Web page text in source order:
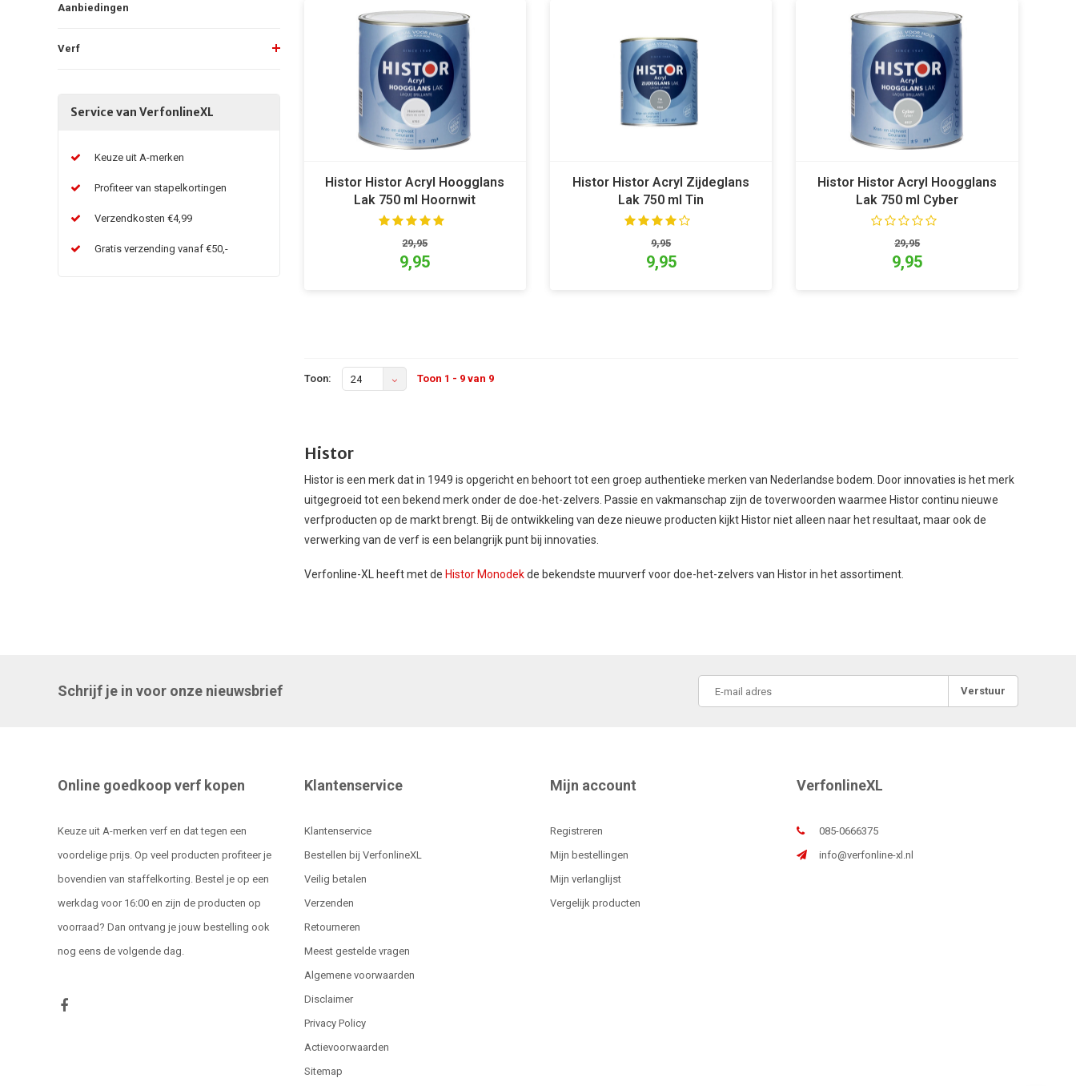
Aanbiedingen
Verf
Service van VerfonlineXL
Keuze uit A-merken
Profiteer van stapelkortingen
Verzendkosten €4,99
Gratis verzending vanaf €50,-
Histor Histor Acryl Hoogglans
Lak 750 ml Hoornwit
29,95
9,95
Histor Histor Acryl Zijdeglans
Lak 750 ml Tin
9,95
9,95
Histor Histor Acryl Hoogglans
Lak 750 ml Cyber
29,95
9,95
Toon: 24 Toon 1 - 9 van 9
Histor
Histor is een merk dat in 1949 is opgericht en behoort tot een groep authentieke merken van Nederlandse bodem. Door innovaties is het merk
uitgegroeid tot een bekend merk onder de doe-het-zelvers. Passie en vakmanschap zijn de toverwoorden waarmee Histor continu nieuwe
verfproducten op de markt brengt. Bij de ontwikkeling van deze nieuwe producten kijkt Histor niet alleen naar het resultaat, maar ook de
verwerking van de verf is een belangrijk punt bij innovaties.
Verfonline-XL heeft met de Histor Monodekde bekendste muurverf voor doe-het-zelvers van Histor in het assortiment.
Schrijf je in voor onze nieuwsbrief Verstuur
Online goedkoop verf kopen
Keuze uit A-merken verf en dat tegen een
voordelige prijs. Op veel producten profiteer je
bovendien van staffelkorting. Bestel je op een
werkdag voor 16:00 en zijn de producten op
voorraad? Dan ontvang je jouw bestelling ook
nog eens de volgende dag.
Klantenservice
Klantenservice
Bestellen bij VerfonlineXL
Veilig betalen
Verzenden
Retourneren
Meest gestelde vragen
Algemene voorwaarden
Disclaimer
Privacy Policy
Actievoorwaarden
Sitemap
Mijn account
Registreren
Mijn bestellingen
Mijn verlanglijst
Vergelijk producten
VerfonlineXL
085-0666375
info@verfonline-xl.nl